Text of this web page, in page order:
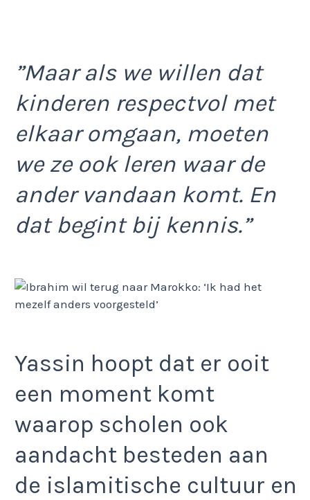
”Maar als we willen dat
kinderen respectvol met
elkaar omgaan, moeten
we ze ook leren waar de
ander vandaan komt. En
dat begint bij kennis.”
Yassin hoopt dat er ooit
een moment komt
waarop scholen ook
aandacht besteden aan
de islamitische cultuur en